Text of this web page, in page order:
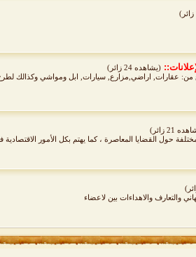
(يشاهده 24 زائر)
عقارات, اراضي,مزارع, سيارات, ابل ومواشي وكذالك لطرح
21 زائر)
حول القضايا المعاصرة ، كما يهتم بكل الأمور الاقتصادية
والتعارف والاهداءات بين لاعضاء